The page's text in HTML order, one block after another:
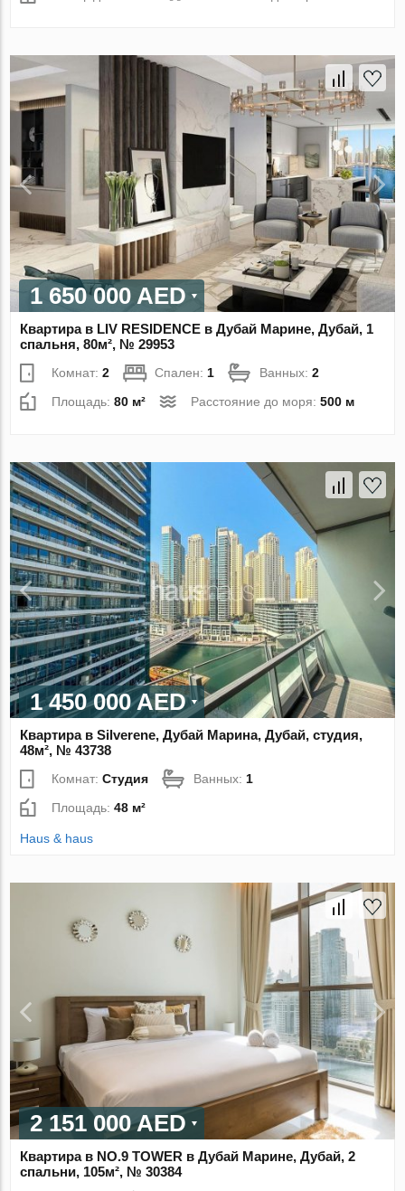
1 650 000 AED
Квартира в LIV RESIDENCE в Дубай Марине, Дубай, 1
спальня, 80м², № 29953
Комнат:2 Спален: 1 Ванных:2
Площадь:80 м² Расстояние до моря:500 м
1 450 000 AED
Квартира в Silverene, Дубай Марина, Дубай, студия,
48м², № 43738
Комнат:Студия Ванных:1
Площадь:48 м²
Haus & haus
2 151 000 AED
Квартира в NO.9 TOWER в Дубай Марине, Дубай, 2
спальни, 105м², № 30384